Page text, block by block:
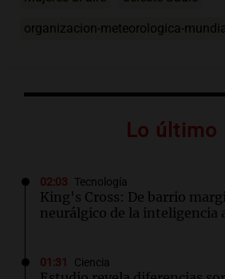
organizacion-meteorologica-mundial
Lo último
02:03 Tecnología
King's Cross: De barrio
neurálgico de la inteligencia
01:31 Ciencia